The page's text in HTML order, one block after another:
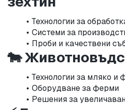
Технологии за
Системи за
Проби и качествени
🐄
Технологии за мляко и
Оборудване за ферми
Решения за